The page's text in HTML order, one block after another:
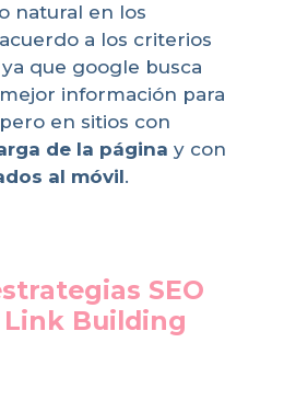
natural en los
a los criterios
que google busca
información para
en sitios con
de la página y con
al móvil.
SEO
Link Building